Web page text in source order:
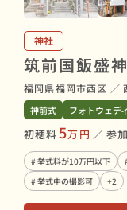
神社
筑前国飯盛
福岡県福岡市西区 ／
神前式 フォトウェデ
初穂料5万円 ／ 参
# 挙式料が10万円以下
# 挙式中の撮影可
+2